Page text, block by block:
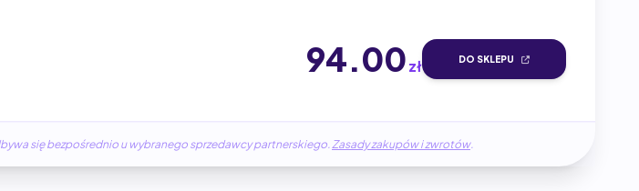
94.00zł DO SKLEPU
się bezpośrednio u wybranego sprzedawcy partnerskiego.Zasady zakupów i zwrotów.